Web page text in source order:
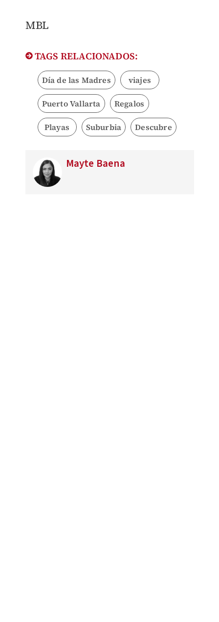
MBL
TAGS RELACIONADOS:
Día de las Madres viajes
Puerto Vallarta Regalos
Playas Suburbia Descubre
Mayte Baena